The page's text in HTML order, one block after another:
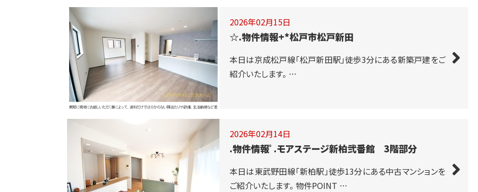
2026年02月15日
☆.物件情報+*松戸市松戸新田
本日は京成松戸線「松戸新田駅」徒歩3分にある新築戸建をご
紹介いたします。 …
2026年02月14日
.物件情報ﾟ.モアステージ新柏弐番館 3階部分
本日は東武野田線「新柏駅」徒歩13分にある中古マンションを
ご紹介いたします。 物件POINT …